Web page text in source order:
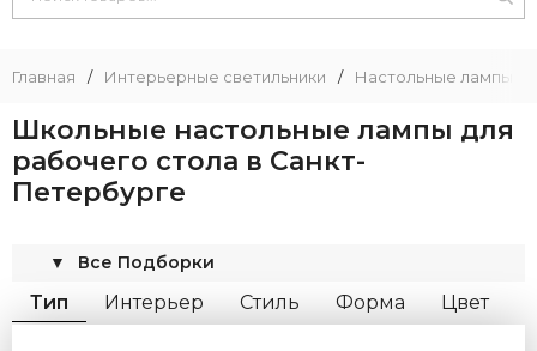
Главная / Интерьерные светильники / Настольные лампы
Школьные настольные лампы для
рабочего стола в Санкт-
Петербурге
Все Подборки
▼
Тип Интерьер Стиль Форма
Цвет